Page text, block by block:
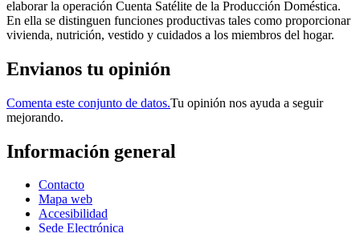
elaborar la operación Cuenta Satélite de la Producción Doméstica.
En ella se distinguen funciones productivas tales como proporcionar
vivienda, nutrición, vestido y cuidados a los miembros del hogar.
Envianos tu opinión
Comenta este conjunto de datos.Tu opinión nos ayuda a seguir
mejorando.
Información general
Contacto
Mapa web
Accesibilidad
Sede Electrónica